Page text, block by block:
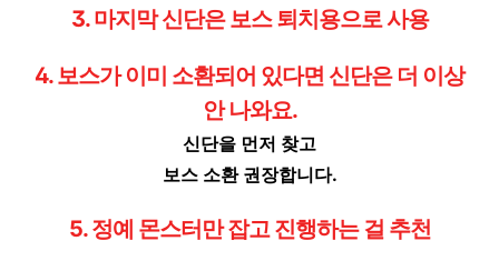
3. 마지막 신단은 보스 퇴치용으로 사용
4. 보스가 이미 소환되어 있다면 신단은 더 이상
안 나와요.
신단을 먼저 찾고
보스 소환 권장합니다.
5. 정예 몬스터만 잡고 진행하는 걸 추천